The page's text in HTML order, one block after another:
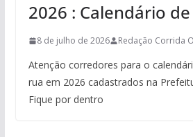
2026 : Calendário
8 de julho de 2026 Redação Corrida
Atenção corredores para o
rua em 2026 cadastrados na
Fique por dentro